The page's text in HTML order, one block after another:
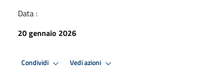
Data :
20 gennaio 2026
Condividi Vedi azioni